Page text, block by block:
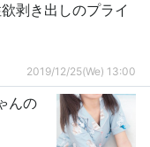
剥き出しのプライ
2019/12/25(We) 13:00
んの